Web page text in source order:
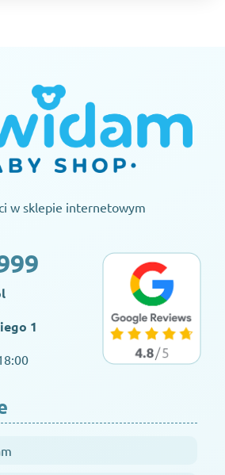
w sklepie internetowym
1